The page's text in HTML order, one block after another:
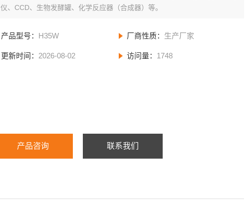
仪、CCD、生物发酵罐、化学反应器（合成器）等。
产品型号： H35W 厂商性质： 生产厂家
更新时间： 2026-08-02 访问量： 1748
产品咨询 联系我们